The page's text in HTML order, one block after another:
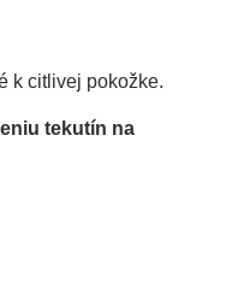
k citlivej pokožke.
tekutín na